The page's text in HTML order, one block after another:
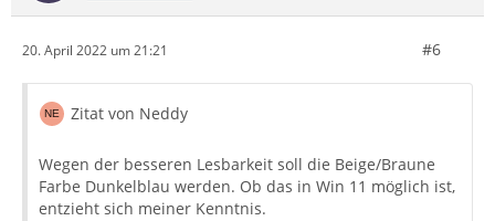
20. April 2022 um 21:21 #6
Zitat von Neddy
Wegen der besseren Lesbarkeit soll die Beige/Braune
Farbe Dunkelblau werden. Ob das in Win 11 möglich ist,
entzieht sich meiner Kenntnis.